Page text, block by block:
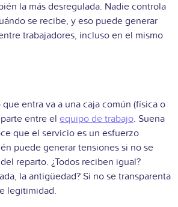
la más desregulada. Nadie controla
se recibe, y eso puede generar
trabajadores, incluso en el mismo
entra va a una caja común (física o
entre el equipo de trabajo. Suena
que el servicio es un esfuerzo
puede generar tensiones si no se
reparto. ¿Todos reciben igual?
la antigüedad? Si no se transparenta
legitimidad.